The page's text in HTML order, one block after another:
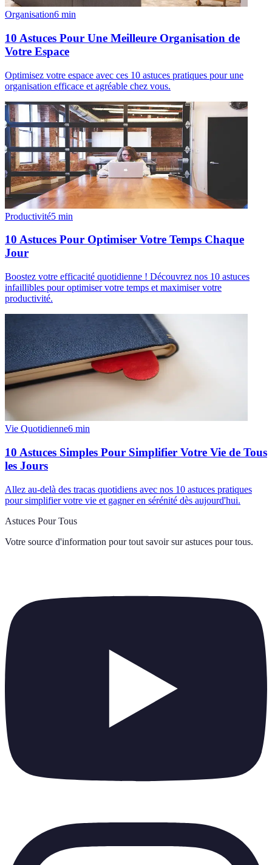
Organisation6 min
10 Astuces Pour Une Meilleure Organisation de
Votre Espace
Optimisez votre espace avec ces 10 astuces pratiques pour une
organisation efficace et agréable chez vous.
Productivité5 min
10 Astuces Pour Optimiser Votre Temps Chaque
Jour
Boostez votre efficacité quotidienne ! Découvrez nos 10 astuces
infaillibles pour optimiser votre temps et maximiser votre
productivité.
Vie Quotidienne6 min
10 Astuces Simples Pour Simplifier Votre Vie de Tous
les Jours
Allez au-delà des tracas quotidiens avec nos 10 astuces pratiques
pour simplifier votre vie et gagner en sérénité dès aujourd'hui.
Astuces Pour Tous
Votre source d'information pour tout savoir sur astuces pour tous.